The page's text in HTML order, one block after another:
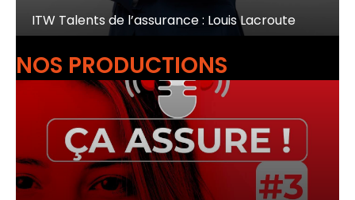
ITW Talents de l’assurance : Louis Lacroute
NOS PRODUCTIONS